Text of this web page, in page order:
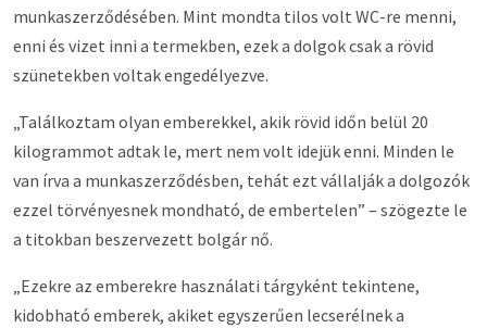
munkaszerződésében. Mint mondta tilos volt WC-re menni,
enni és vizet inni a termekben, ezek a dolgok csak a rövid
szünetekben voltak engedélyezve.
„Találkoztam olyan emberekkel, akik rövid időn belül 20
kilogrammot adtak le, mert nem volt idejük enni. Minden le
van írva a munkaszerződésben, tehát ezt vállalják a dolgozók
ezzel törvényesnek mondható, de embertelen” – szögezte le
a titokban beszervezett bolgár nő.
„Ezekre az emberekre használati tárgyként tekintene,
kidobható emberek, akiket egyszerűen lecserélnek a